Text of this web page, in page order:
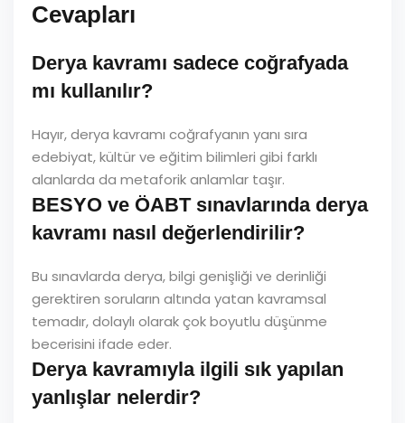
Cevapları
Derya kavramı sadece coğrafyada
mı kullanılır?
Hayır, derya kavramı coğrafyanın yanı sıra
edebiyat, kültür ve eğitim bilimleri gibi farklı
alanlarda da metaforik anlamlar taşır.
BESYO ve ÖABT sınavlarında derya
kavramı nasıl değerlendirilir?
Bu sınavlarda derya, bilgi genişliği ve derinliği
gerektiren soruların altında yatan kavramsal
temadır, dolaylı olarak çok boyutlu düşünme
becerisini ifade eder.
Derya kavramıyla ilgili sık yapılan
yanlışlar nelerdir?